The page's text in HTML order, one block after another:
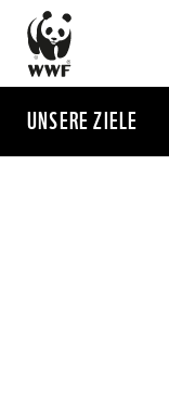
Direkt
zum
Inhalt
UNSERE ZIELE